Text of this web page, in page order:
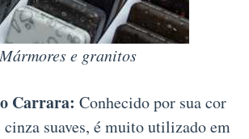
Mármores e granitos
Carrara: Conhecido por sua cor
suaves, é muito utilizado em